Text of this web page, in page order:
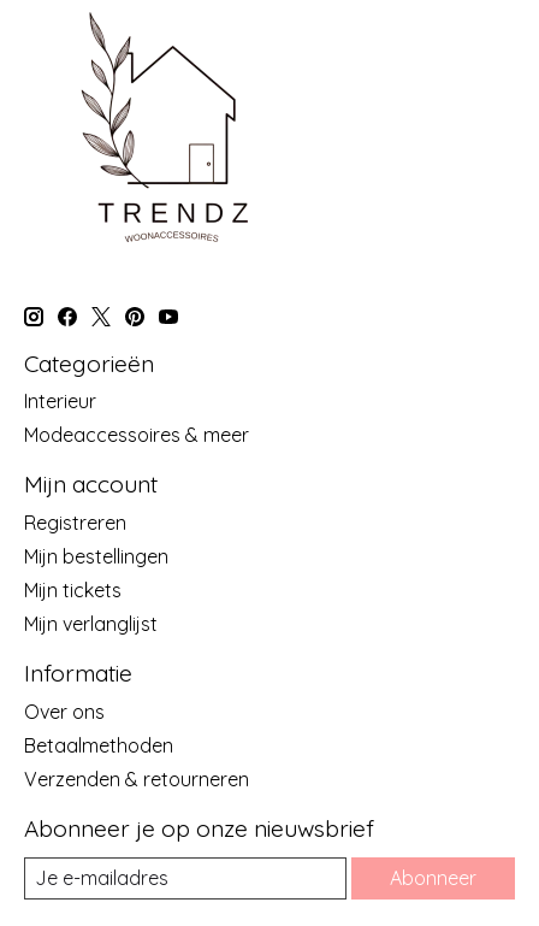
Categorieën
Interieur
Modeaccessoires & meer
Mijn account
Registreren
Mijn bestellingen
Mijn tickets
Mijn verlanglijst
Informatie
Over ons
Betaalmethoden
Verzenden & retourneren
Abonneer je op onze nieuwsbrief
Abonneer